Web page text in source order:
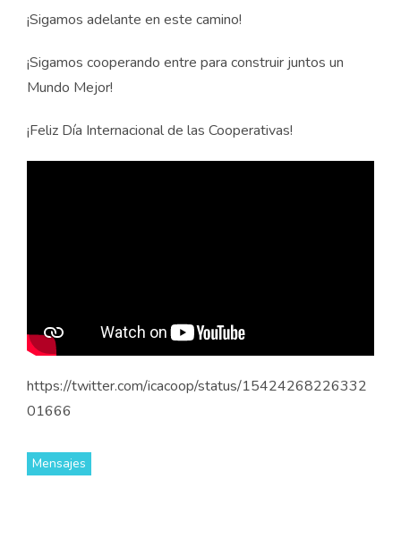
¡Sigamos adelante en este camino!
¡Sigamos cooperando entre para construir juntos un
Mundo Mejor!
¡Feliz Día Internacional de las Cooperativas!
https://twitter.com/icacoop/status/15424268226332
01666
Mensajes